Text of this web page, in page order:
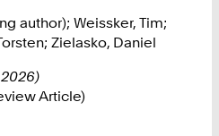
author); Weissker, Tim;
Zielasko, Daniel
Article)